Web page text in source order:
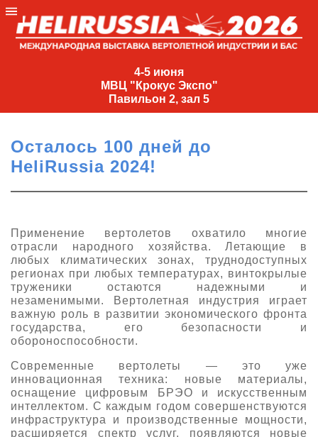
4-5 июня
МВЦ "Крокус Экспо"
Павильон 2, зал 5
4-
МВЦ
Экспо"
Павильон
2,
5
+7
(495)
477-
33-81
О выставке
Крокус Экспо
Даты будущих выставок
Для участников
Заявка на участие
Для посетителей
Осталось 100 дней до
HeliRussia 2024!
Применение вертолетов охватило многие
отрасли народного хозяйства. Летающие в
любых климатических зонах, труднодоступных
регионах при любых температурах, винтокрылые
труженики остаются надежными и
незаменимыми. Вертолетная индустрия играет
важную роль в развитии экономического фронта
государства, его безопасности и
обороноспособности.
Современные вертолеты — это уже
инновационная техника: новые материалы,
оснащение цифровым БРЭО и искусственным
интеллектом. С каждым годом совершенствуются
инфраструктура и производственные мощности,
расширяется спектр услуг, появляются новые